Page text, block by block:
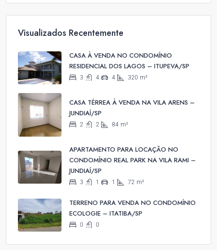
Visualizados Recentemente
CASA À VENDA NO CONDOMÍNIO
RESIDENCIAL DOS LAGOS – ITUPEVA/SP
3 4 4 320 m²
CASA TÉRREA À VENDA NA VILA ARENS –
JUNDIAÍ/SP
2 2 84 m²
APARTAMENTO PARA LOCAÇÃO NO
CONDOMÍNIO REAL PARK NA VILA RAMI –
JUNDIAÍ/SP
3 1 1 72 m²
TERRENO PARA VENDA NO CONDOMÍNIO
ECOLOGIE – ITATIBA/SP
0 0